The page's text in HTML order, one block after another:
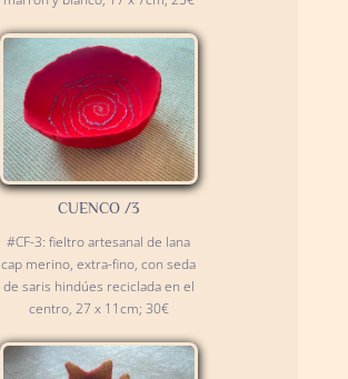
CUENCO /3
#CF-3: fieltro artesanal de lana
cap merino, extra-fino, con seda
de saris hindúes reciclada en el
centro, 27 x 11cm; 30€